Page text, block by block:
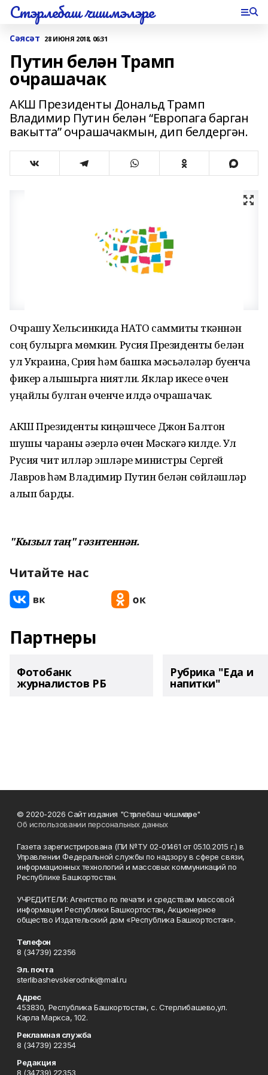
Стэрлебаш чишмэлэре
Сәясәт 28 ИЮНЯ 2018, 06:31
Путин белән Трамп
очрашачак
АКШ Президенты Дональд Трамп
Владимир Путин белән “Европага барган
вакытта” очрашачакмын, дип белдергән.
Очрашу Хельсинкида НАТО саммиты үткәннән
соң булырга мөмкин. Русия Президенты белән
ул Украина, Сүрия һәм башка мәсьәләләр буенча
фикер алышырга ниятли. Яклар икесе өчен
уңайлы булган өченче илдә очрашачак.
АКШ Президенты киңәшчесе Джон Балтон
шушы чараны әзерләү өчен Мәскәүгә килде. Ул
Русия чит илләр эшләре министры Сергей
Лавров һәм Владимир Путин белән сөйләшүләр
алып барды.
"Кызыл таң" гәзитеннән.
Читайте нас
Партнеры
Фотобанк
журналистов РБ
Рубрика "Еда и
напитки"
© 2020-2026 Сайт издания "Стәрлебаш чишмәләре"
Об использовании персональных данных
Газета зарегистрирована (ПИ №ТУ 02-01461 от 05.10.2015 г.) в
Управлении Федеральной службы по надзору в сфере связи,
информационных технологий и массовых коммуникаций по
Республике Башкортостан.
УЧРЕДИТЕЛИ: Агентство по печати и средствам массовой
информации Республики Башкортостан, Акционерное
общество Издательский дом «Республика Башкортостан».
Телефон
8 (34739) 22356
Эл. почта
sterlibashevskierodniki@mail.ru
Адрес
453830, Республика Башкортостан, c. Стерлибашево,ул.
Карла Маркса, 102.
Рекламная служба
8 (34739) 22354
Редакция
8 (34739) 22353